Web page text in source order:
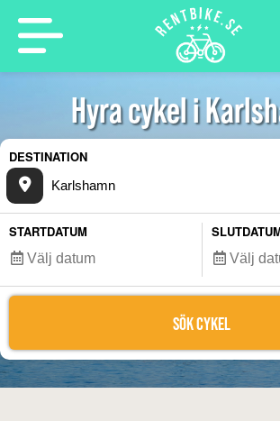
Hyra cykel i
DESTINATION
STARTDATUM
SÖK CYKEL